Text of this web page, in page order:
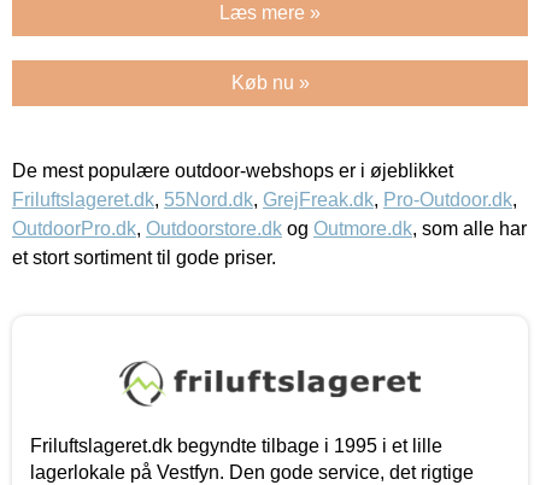
Læs mere »
Køb nu »
De mest populære outdoor-webshops er i øjeblikket
Friluftslageret.dk, 55Nord.dk, GrejFreak.dk, Pro-Outdoor.dk,
OutdoorPro.dk, Outdoorstore.dk og Outmore.dk, som alle har
et stort sortiment til gode priser.
Friluftslageret.dk begyndte tilbage i 1995 i et lille
lagerlokale på Vestfyn. Den gode service, det rigtige